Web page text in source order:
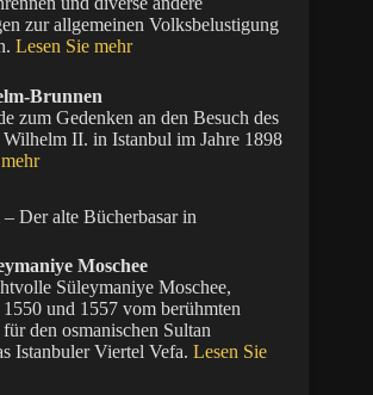
zur allgemeinen Volksbelustigung
Lesen Sie mehr
Brunnen
zum Gedenken an den Besuch des
Wilhelm II. in Istanbul im Jahre 1898
Moschee
Süleymaniye Moschee,
und 1557 vom berühmten
den osmanischen Sultan
Istanbuler Viertel Vefa. Lesen Sie